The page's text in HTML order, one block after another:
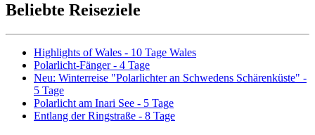
Beliebte Reiseziele
Highlights of Wales - 10 Tage Wales
Polarlicht-Fänger - 4 Tage
Neu: Winterreise "Polarlichter an Schwedens Schärenküste" -
5 Tage
Polarlicht am Inari See - 5 Tage
Entlang der Ringstraße - 8 Tage